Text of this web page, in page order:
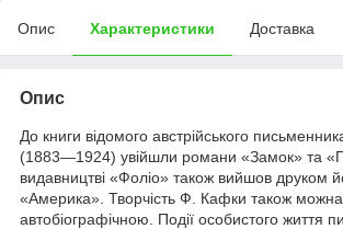
Опис Характеристики Доставка
Опис
До книги відомого австрійського
(1883—1924) увійшли романи «Замок» та
видавництві «Фоліо» також вийшов друком
«Америка». Творчість Ф. Кафки також
автобіографічною. Події особистого життя